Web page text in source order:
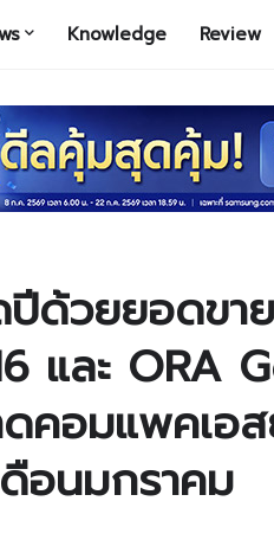
Knowledge Review
ปีด้วยยอดข
และ ORA
ดคอมแพคเอ
อนมกราคม